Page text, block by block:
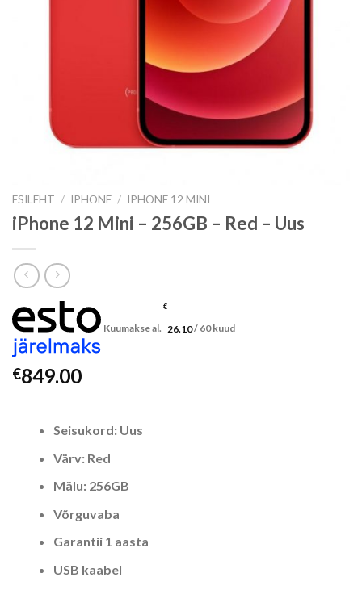
ESILEHT / IPHONE / IPHONE 12 MINI
iPhone 12 Mini – 256GB – Red – Uus
Kuumakse al.
€
26.10/ 60 kuud
€849.00
Seisukord: Uus
Värv: Red
Mälu: 256GB
Võrguvaba
Garantii 1 aasta
USB kaabel